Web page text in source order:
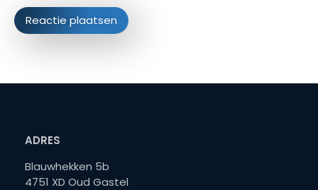
ADRES
Blauwhekken 5b
4751 XD Oud Gastel